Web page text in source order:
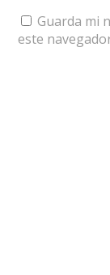
Guarda mi
este